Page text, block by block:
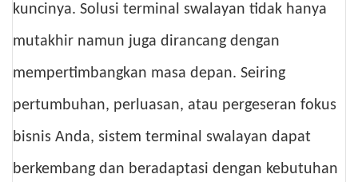
kuncinya. Solusi terminal swalayan tidak hanya
mutakhir namun juga dirancang dengan
mempertimbangkan masa depan. Seiring
pertumbuhan, perluasan, atau pergeseran fokus
bisnis Anda, sistem terminal swalayan dapat
berkembang dan beradaptasi dengan kebutuhan